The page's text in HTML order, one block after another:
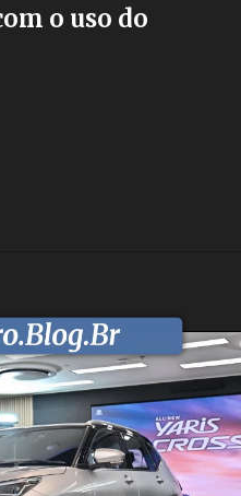
o uso do